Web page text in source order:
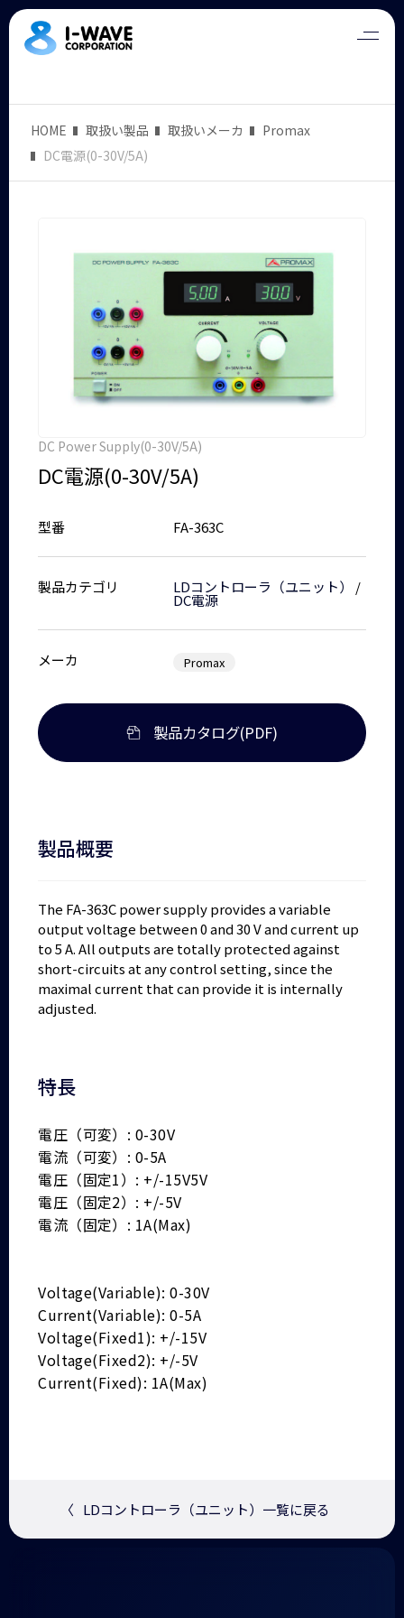
HOME 取扱い製品 取扱いメーカ
Promax
DC電源(0-30V/5A)
DC Power Supply(0-30V/5A)
DC電源(0-30V/5A)
型番 FA-363C
製品カテゴリ LDコントローラ（ユニット） /
DC電源
メーカ Promax
製品カタログ(PDF)
製品概要
The FA-363C power supply provides a variable
output voltage between 0 and 30 V and current up
to 5 A. All outputs are totally protected against
short-circuits at any control setting, since the
maximal current that can provide it is internally
adjusted.
特長
電圧（可変）: 0-30V
電流（可変）: 0-5A
電圧（固定1）: +/-15V5V
電圧（固定2）: +/-5V
電流（固定）: 1A(Max)
Voltage(Variable): 0-30V
Current(Variable): 0-5A
Voltage(Fixed1): +/-15V
Voltage(Fixed2): +/-5V
Current(Fixed): 1A(Max)
〈 LDコントローラ（ユニット）一覧に戻る